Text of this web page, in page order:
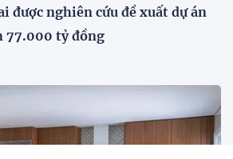
được nghiên cứu đề xuất dự án
77.000 tỷ đồng